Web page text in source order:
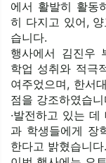
에서 활발히 활동
히 다지고 있어,
습니다.
행사에서 김진우
학업 성취와 적극
여주었으며, 한서
점을 강조하였습
·발전하고 있는
과 학생들에게 장
한다고 밝혔습니다.